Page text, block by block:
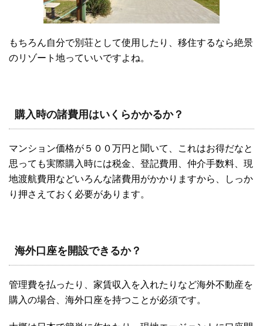
もちろん自分で別荘として使用したり、移住するなら絶景
のリゾート地っていいですよね。
購入時の諸費用はいくらかかるか？
マンション価格が５００万円と聞いて、これはお得だなと
思っても実際購入時には税金、登記費用、仲介手数料、現
地渡航費用などいろんな諸費用がかかりますから、しっか
り押さえておく必要があります。
海外口座を開設できるか？
管理費を払ったり、家賃収入を入れたりなど海外不動産を
購入の場合、海外口座を持つことが必須です。